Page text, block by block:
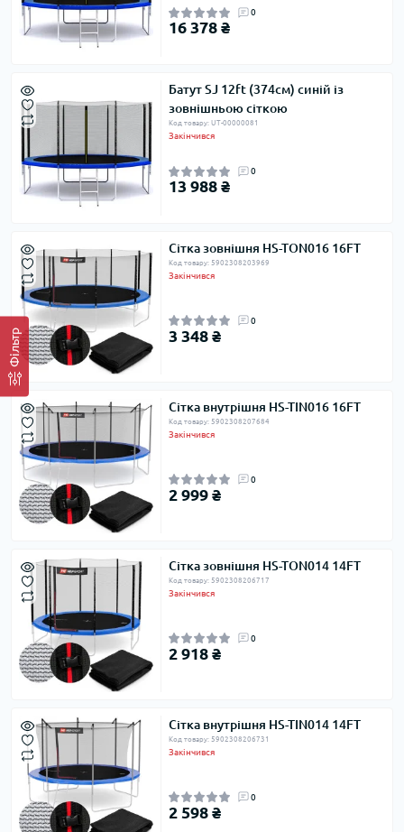
Фільтр
0
16 378 ₴
Батут SJ 12ft (374см) синій із
зовнішньою сіткою
Код товару: UT-00000081
Закінчився
0
13 988 ₴
Сітка зовнішня HS-TON016 16FT
Код товару: 5902308203969
Закінчився
0
3 348 ₴
Сітка внутрішня HS-TIN016 16FT
Код товару: 5902308207684
Закінчився
0
2 999 ₴
Сітка зовнішня HS-TON014 14FT
Код товару: 5902308206717
Закінчився
0
2 918 ₴
Сітка внутрішня HS-TIN014 14FT
Код товару: 5902308206731
Закінчився
0
2 598 ₴